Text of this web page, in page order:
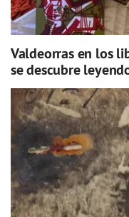
Valdeorras en los
se descubre